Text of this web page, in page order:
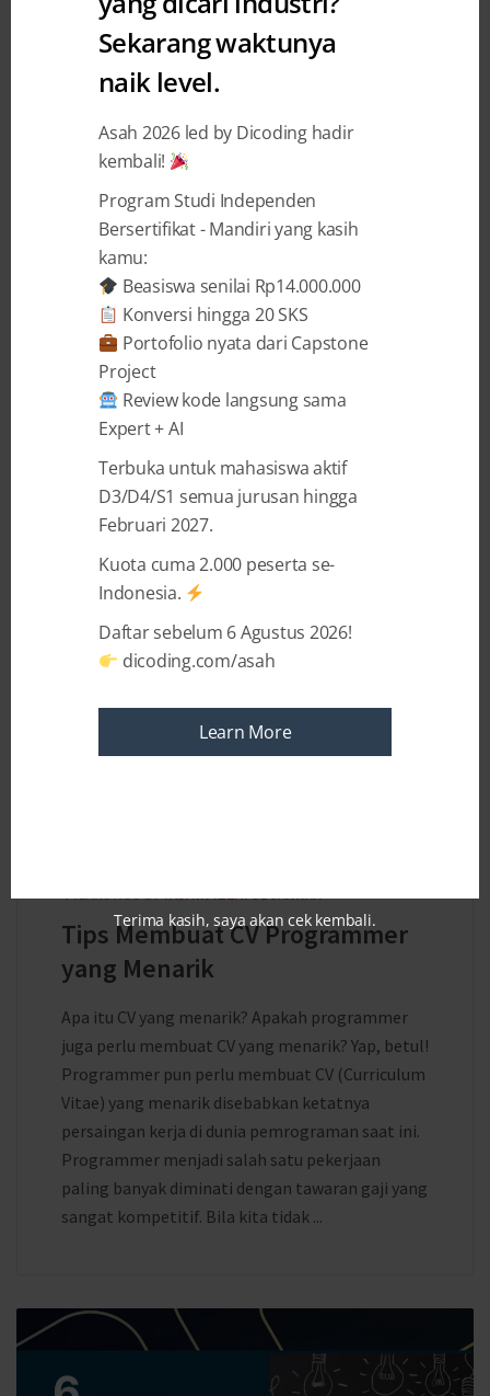
3 YEARS AGO BYYASMIN IZZATUL JANNAH
Indonesia melalui Beasiswa
IDCamp 2023
Indonesia, dengan populasi lebih dari 270 juta
orang, telah menjadi salah satu pasar digital
terbesar di dunia. Pertumbuhan ekonomi digital
yang pesat dan perubahan gaya hidup
masyarakat Indonesia telah menciptakan
permintaan yang tinggi akan talenta digital.
Dalam era ini, kemampuan untuk menguasai
teknologi, terutama dalam hal pemrograman
dan pengembangan aplikasi, ...
4 YEARS AGOBYYASMIN IZZATUL JANNAH
Tips Membuat CV Programmer
yang Menarik
Apa itu CV yang menarik? Apakah programmer
juga perlu membuat CV yang menarik? Yap, betul!
Programmer pun perlu membuat CV (Curriculum
Vitae) yang menarik disebabkan ketatnya
persaingan kerja di dunia pemrograman saat ini.
Programmer menjadi salah satu pekerjaan
paling banyak diminati dengan tawaran gaji yang
sangat kompetitif. Bila kita tidak ...
Sekarang waktunya
naik level.
Asah 2026 led by Dicoding hadir
kembali!
Program Studi Independen
Bersertifikat - Mandiri yang kasih
kamu:
Beasiswa senilai Rp14.000.000
Konversi hingga 20 SKS
Portofolio nyata dari Capstone
Project
Review kode langsung sama
Expert + AI
Terbuka untuk mahasiswa aktif
D3/D4/S1 semua jurusan hingga
Februari 2027.
Kuota cuma 2.000 peserta se-
Indonesia.
Daftar sebelum 6 Agustus 2026!
dicoding.com/asah
Learn More
Terima kasih, saya akan cek kembali.